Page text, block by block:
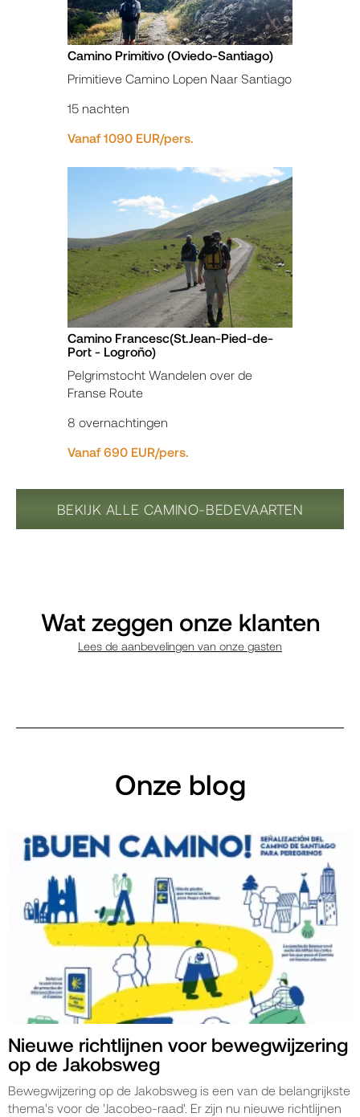
Camino Primitivo (Oviedo-Santiago)
Primitieve Camino Lopen Naar Santiago
15 nachten
Vanaf 1090 EUR/pers.
Camino Francesc(St.Jean-Pied-de-
Port - Logroño)
Pelgrimstocht Wandelen over de
Franse Route
8 overnachtingen
Vanaf 690 EUR/pers.
BEKIJK ALLE CAMINO-BEDEVAARTEN
Wat zeggen onze klanten
Lees de aanbevelingen van onze gasten
Onze blog
Nieuwe richtlijnen voor bewegwijzering
op de Jakobsweg
Bewegwijzering op de Jakobsweg is een van de belangrijkste
thema's voor de 'Jacobeo-raad'. Er zijn nu nieuwe richtlijnen